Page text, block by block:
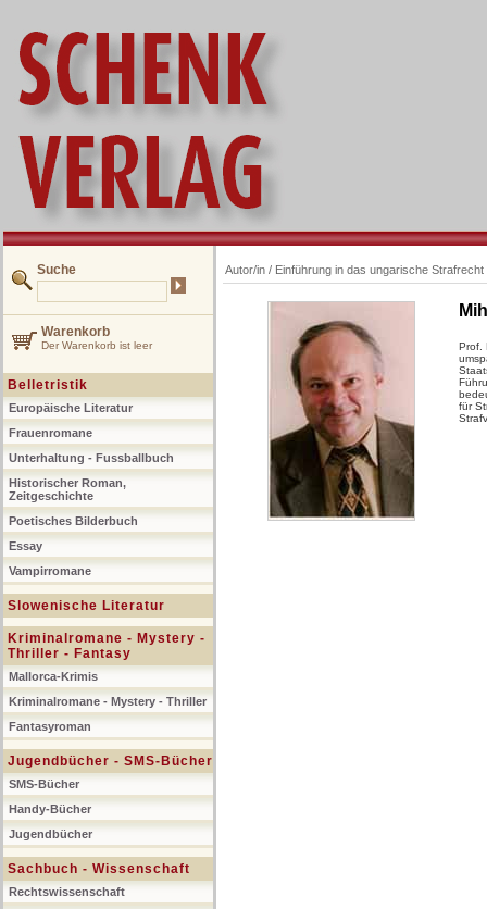
Suche
Warenkorb
Der Warenkorb ist leer
Belletristik
Europäische Literatur
Frauenromane
Unterhaltung - Fussballbuch
Historischer Roman,
Zeitgeschichte
Poetisches Bilderbuch
Essay
Vampirromane
Slowenische Literatur
Kriminalromane - Mystery -
Thriller - Fantasy
Mallorca-Krimis
Kriminalromane - Mystery - Thriller
Fantasyroman
Jugendbücher - SMS-Bücher
SMS-Bücher
Handy-Bücher
Jugendbücher
Sachbuch - Wissenschaft
Rechtswissenschaft
Autor/in / Einführung in das ungarische Strafrecht
Prof.
für